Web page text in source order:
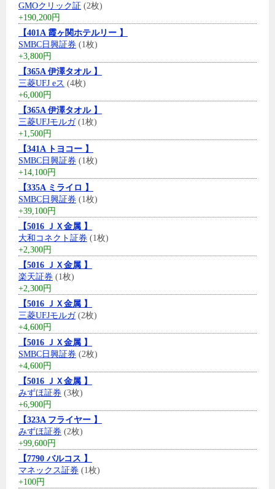
GMOクリック証 (2枚)
+190,200円
【401A 霞ヶ関ホテルリー 】
SMBC日興証券 (1枚)
+3,800円
【365A 伊澤タオル 】
三菱UFJ eス (4枚)
+6,000円
【365A 伊澤タオル 】
三菱UFJモルガ(1枚)
+1,500円
【341A トヨコー 】
SMBC日興証券 (1枚)
+14,100円
【335A ミライロ 】
SMBC日興証券 (1枚)
+39,100円
【5016 ＪＸ金属 】
大和コネクト証券 (1枚)
+2,300円
【5016 ＪＸ金属 】
楽天証券 (1枚)
+2,300円
【5016 ＪＸ金属 】
三菱UFJモルガ(2枚)
+4,600円
【5016 ＪＸ金属 】
SMBC日興証券 (2枚)
+4,600円
【5016 ＪＸ金属 】
みずほ証券 (3枚)
+6,900円
【323A フライヤー 】
みずほ証券 (2枚)
+99,600円
【7790 バルコス 】
マネックス証券 (1枚)
+100円